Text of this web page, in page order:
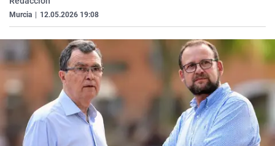
País Vasco
Murcia 12.05.2026 19:08